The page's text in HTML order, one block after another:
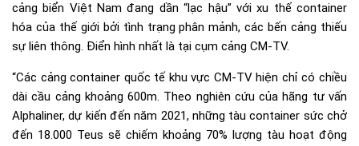
cảng biển Việt Nam đang dần “lạc hậu” với xu thế container
hóa của thế giới bởi tình trạng phân mảnh, các bến cảng thiếu
sự liên thông. Điển hình nhất là tại cụm cảng CM-TV.
“Các cảng container quốc tế khu vực CM-TV hiện chỉ có chiều
dài cầu cảng khoảng 600m. Theo nghiên cứu của hãng tư vấn
Alphaliner, dự kiến đến năm 2021, những tàu container sức chở
đến 18.000 Teus sẽ chiếm khoảng 70% lượng tàu hoạt động